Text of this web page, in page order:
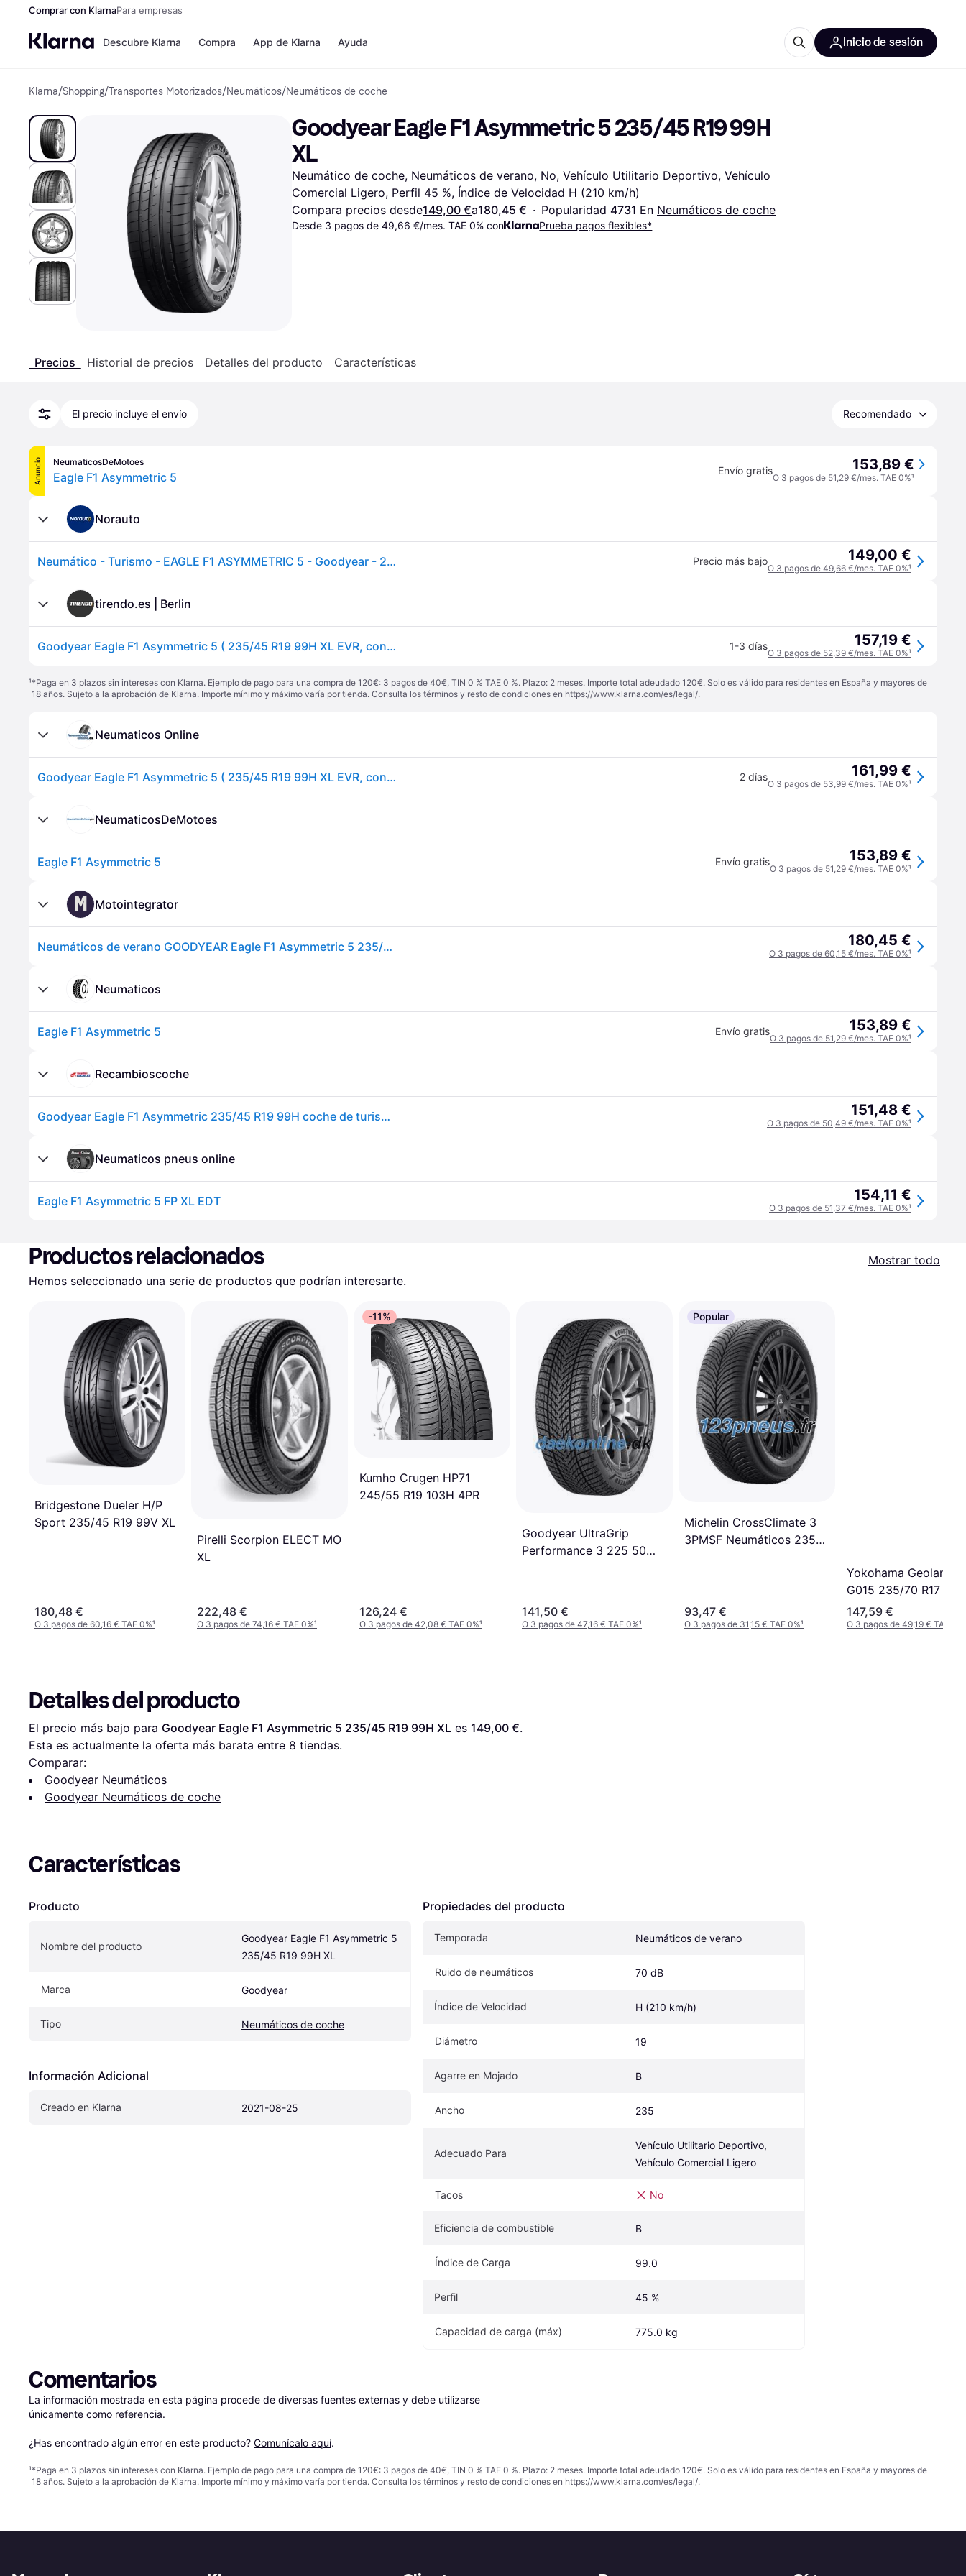
Comprar con KlarnaPara empresas
Descubre Klarna
Formas de pago
Paga ahora
Paga en 3 plazos
Paga en 30 días
Financiación
Klarna en Apple Pay
Compras y recompensas
Directorio de tiendas
Suscripciones
Saldo
Cuentas de ahorro
Compra
Tiendas
Zalando Prive
JD Sports
Directorio de tiendas
Compra y compara precios
Belleza
Ropa
Audio y Video
Deportes y Aire libre
Informática
Hazlo tú mismo
Teléfonos & Wearables
Niños y Familia
Electrodomésticos de
Cocina
Electrodomésticos
Libros, Películas y MúsicaTodas las categorías
App de Klarna Ayuda Inicio de sesión
Klarna/Shopping/Transportes Motorizados/Neumáticos/Neumáticos de coche
Goodyear Eagle F1 Asymmetric 5 235/45 R19 99H
XL
Neumático de coche, Neumáticos de verano, No, Vehículo Utilitario Deportivo, Vehículo
Comercial Ligero, Perfil 45 %, Índice de Velocidad H (210 km/h)
Compara precios desde149,00 €a180,45 € · Popularidad 4731 En Neumáticos de coche
Desde 3 pagos de 49,66 €/mes. TAE 0% con Prueba pagos flexibles*
Precios Historial de precios Detalles del producto Características
El precio incluye el envío Recomendado
Anuncio NeumaticosDeMotoes
Eagle F1 Asymmetric 5 Envío gratis 153,89 €
O 3 pagos de 51,29 €/mes. TAE 0%¹
Norauto
Neumático - Turismo - EAGLE F1 ASYMMETRIC 5 - Goodyear - 235-45-19-99-H Precio más bajo 149,00 €
O 3 pagos de 49,66 €/mes. TAE 0%¹
tirendo.es | Berlin
Goodyear Eagle F1 Asymmetric 5 ( 235/45 R19 99H XL EVR, con protector de llanta (MFS) ) - negro 1-3 días 157,19 €
O 3 pagos de 52,39 €/mes. TAE 0%¹
¹*Paga en 3 plazos sin intereses con Klarna. Ejemplo de pago para una compra de 120€: 3 pagos de 40€, TIN 0 % TAE 0 %. Plazo: 2 meses. Importe total adeudado 120€. Solo es válido para residentes en España y mayores de
18 años. Sujeto a la aprobación de Klarna. Importe mínimo y máximo varía por tienda. Consulta los términos y resto de condiciones en https://www.klarna.com/es/legal/.
Neumaticos Online
Goodyear Eagle F1 Asymmetric 5 ( 235/45 R19 99H XL EVR, con protector de llanta (MFS) ) 2 días 161,99 €
O 3 pagos de 53,99 €/mes. TAE 0%¹
NeumaticosDeMotoes
Eagle F1 Asymmetric 5 Envío gratis 153,89 €
O 3 pagos de 51,29 €/mes. TAE 0%¹
M Motointegrator
Neumáticos de verano GOODYEAR Eagle F1 Asymmetric 5 235/45R19 XL 99H 180,45 €
O 3 pagos de 60,15 €/mes. TAE 0%¹
Neumaticos
Eagle F1 Asymmetric 5 Envío gratis 153,89 €
O 3 pagos de 51,29 €/mes. TAE 0%¹
Recambioscoche
Goodyear Eagle F1 Asymmetric 235/45 R19 99H coche de turismo Neumáticos de verano Neumáticos 576030 151,48 €
O 3 pagos de 50,49 €/mes. TAE 0%¹
Neumaticos pneus online
Eagle F1 Asymmetric 5 FP XL EDT 154,11 €
O 3 pagos de 51,37 €/mes. TAE 0%¹
Productos relacionados
Mostrar todo
Hemos seleccionado una serie de productos que podrían interesarte.
Bridgestone Dueler H/P
Sport 235/45 R19 99V XL
180,48 €
O 3 pagos de 60,16 € TAE 0%¹
Pirelli Scorpion ELECT MO
XL
222,48 €
O 3 pagos de 74,16 € TAE 0%¹
-11%
Kumho Crugen HP71
245/55 R19 103H 4PR
126,24 €
O 3 pagos de 42,08 € TAE 0%¹
Goodyear UltraGrip
Performance 3 225 50
141,50 €
O 3 pagos de 47,16 € TAE 0%¹
Popular
Michelin CrossClimate 3
3PMSF Neumáticos 235
93,47 €
O 3 pagos de 31,15 € TAE 0%¹
Yokohama
G015 235/70 R17
147,59 €
O 3 pagos de 49,19 € TAE 0%
Detalles del producto
El precio más bajo para Goodyear Eagle F1 Asymmetric 5 235/45 R19 99H XL es 149,00 €.
Esta es actualmente la oferta más barata entre 8 tiendas.
Comparar:
Goodyear Neumáticos
Goodyear Neumáticos de coche
Características
Producto
Nombre del producto
Goodyear Eagle F1 Asymmetric 5
235/45 R19 99H XL
Marca Goodyear
Tipo Neumáticos de coche
Información Adicional
Creado en Klarna 2021-08-25
Propiedades del producto
Temporada Neumáticos de verano
Ruido de neumáticos 70 dB
Índice de Velocidad H (210 km/h)
Diámetro 19
Agarre en Mojado B
Ancho 235
Adecuado Para
Vehículo Utilitario Deportivo,
Vehículo Comercial Ligero
Tacos No
Eficiencia de combustible B
Índice de Carga 99.0
Perfil 45 %
Capacidad de carga (máx) 775.0 kg
Comentarios
La información mostrada en esta página procede de diversas fuentes externas y debe utilizarse
únicamente como referencia.
¿Has encontrado algún error en este producto? Comunícalo aquí.
¹*Paga en 3 plazos sin intereses con Klarna. Ejemplo de pago para una compra de 120€: 3 pagos de 40€, TIN 0 % TAE 0 %. Plazo: 2 meses. Importe total adeudado 120€. Solo es válido para residentes en España y mayores de
18 años. Sujeto a la aprobación de Klarna. Importe mínimo y máximo varía por tienda. Consulta los términos y resto de condiciones en https://www.klarna.com/es/legal/.